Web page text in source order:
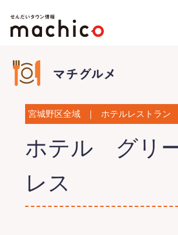
宮城野区全域 ｜ ホテルレストラン
ホテル グリ
レス